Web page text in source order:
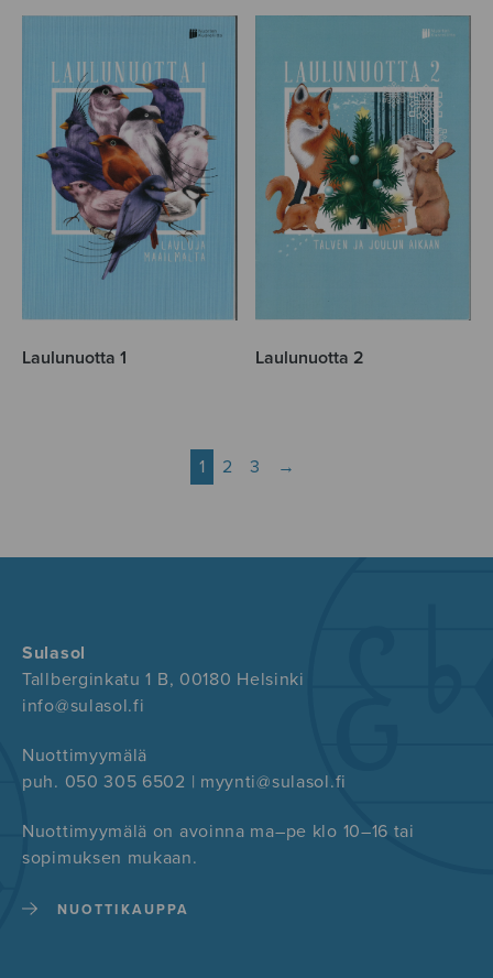
Laulunuotta 1 Laulunuotta 2
1 2 3 →
Sulasol
Tallberginkatu 1 B, 00180 Helsinki
info@sulasol.fi
Nuottimyymälä
puh. 050 305 6502 | myynti@sulasol.fi
Nuottimyymälä on avoinna ma–pe klo 10–16 tai
sopimuksen mukaan.
NUOTTIKAUPPA